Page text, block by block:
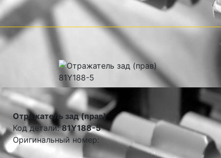
Отражатель зад (прав)
Код детали:81Y188-5
Оригинальный номер: